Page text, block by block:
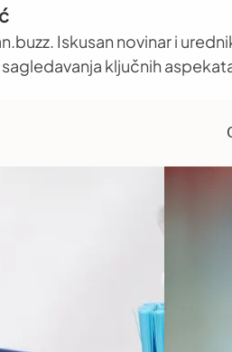
Iskusan novinar i
ključnih